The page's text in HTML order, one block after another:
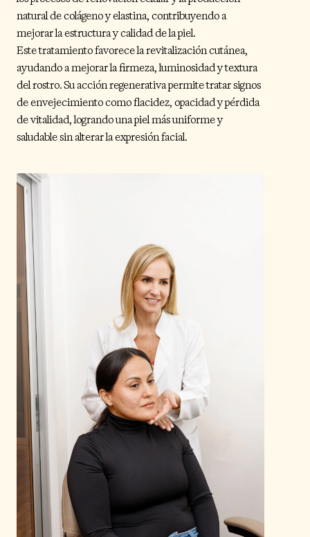
natural de colágeno y elastina, contribuyendo a
mejorar la estructura y calidad de la piel.
Este tratamiento favorece la revitalización cutánea,
ayudando a mejorar la firmeza, luminosidad y textura
del rostro. Su acción regenerativa permite tratar signos
de envejecimiento como flacidez, opacidad y pérdida
de vitalidad, logrando una piel más uniforme y
saludable sin alterar la expresión facial.